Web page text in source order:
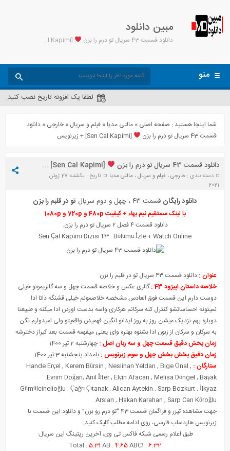
مبین دانلود
دانلود قسمت 43 سریال تو درم را بزن [Sen Cal Kapimi] + زیرنویس - مبین دانلود
منو
لطفا یک افزونه تاریخ نصب کنید.
شما اینجا هستید : صفحه اصلی »مالتی مدیا »فیلم و سریال »خارجی »دانلود
قسمت 43 سریال تو درم را بزن
[Sen Cal Kapimi] + زیرنویس
دانلود قسمت 43 سریال تو درم را بزن [Sen Cal Kapimi] + زیرنویس
دسته بندی :خارجی، فیلم و سریال، مالتی مدیا
تاریخ : یکشنبه 27 ژوئن
2021
دانلود رایگان قسمت ۴۳ ، چهل و دوم سریال تو در قلبم را بزن
با لینک مستقیم نیم بهاء + کیفیت 480p و 720p و 1080p
دانلود قسمت ۴ فصل ۲ سریال تو درم را بزن.
Sen Çal Kapımı Dizisi 43 . Bölümüİzle + Watch Online
عنوان : دانلود قسمت ۴۳ سریال تو در قلبم را بزن
خلاصه داستان اپیزود 43 :
گالری عکس و خلاصه قسمت چهل و سه گالریمونو خیلی
دوست دارم این قسمت فوق العادس مشخصه خلاصمونم خیلی قشنگه ذاتا ادا
نمیتونه احساساتشو کنترل کنه سرکانم هرکاری واسه بدست اوردن ادا میکنه و طبیعتا
دوباره بهم نزدیک میشن روز به روز ایدانو انگین فهمیدن واقعیتو ولی امیدوارم نگن
به سرکان و سرکان از زبون ادا بشنوه بهتره وای یعنی میفهمه قسمت بعد کیراز دخترشه
زمان پخش دقیق قسمت چهل و سه زبان اصل : چهارشنبه 2 تیر 1400
زمان دقیق پخش بخش چهل و سوم زیرنویس : بامداد پنجشنبه 3 تیر 1400
ستارگان :
Hande Erçel , Kerem Bürsin , Neslihan Yeldan , Bige Önal ,
Evrim Doğan, Anıl İlter, Elçin Afacan , Melisa Döngel , Başak
Gümülcinelioğlu , Çağrı Çıtanak, Alican Aytekin , Sarp Bozkurt, İlkyaz
Arslan , Hakan Karahan , Sarp Can Köroğlu
جهت مشاهده تیزر و فراگمان قسمت 43 “تو درم رو بزن” و دانلود این قسمت با
زیرنویس هاردساب فارسی، روی ادامه مطلب کلیک کنید.
طبق اعلام رسمی شبکه فاکس تی وی، آخرین ریتینگ این سریال:
Total : 5.31 AB : 4.65ABC1 : 6.32